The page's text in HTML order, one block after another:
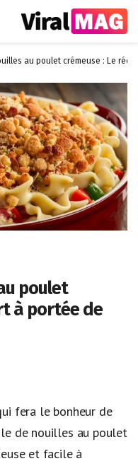
au poulet crémeuse : Le
poulet
à portée de
fera le bonheur de
de nouilles au poulet
et facile à